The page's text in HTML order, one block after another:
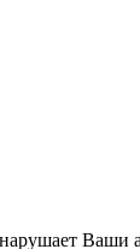
Ваши